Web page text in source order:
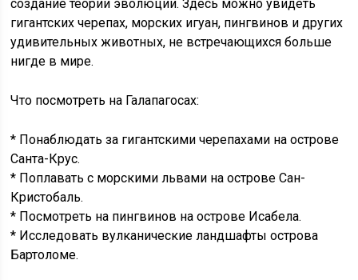
создание теории эволюции. Здесь можно увидеть
гигантских черепах, морских игуан, пингвинов и других
удивительных животных, не встречающихся больше
нигде в мире.
Что посмотреть на Галапагосах:
* Понаблюдать за гигантскими черепахами на острове
Санта-Крус.
* Поплавать с морскими львами на острове Сан-
Кристобаль.
* Посмотреть на пингвинов на острове Исабела.
* Исследовать вулканические ландшафты острова
Бартоломе.